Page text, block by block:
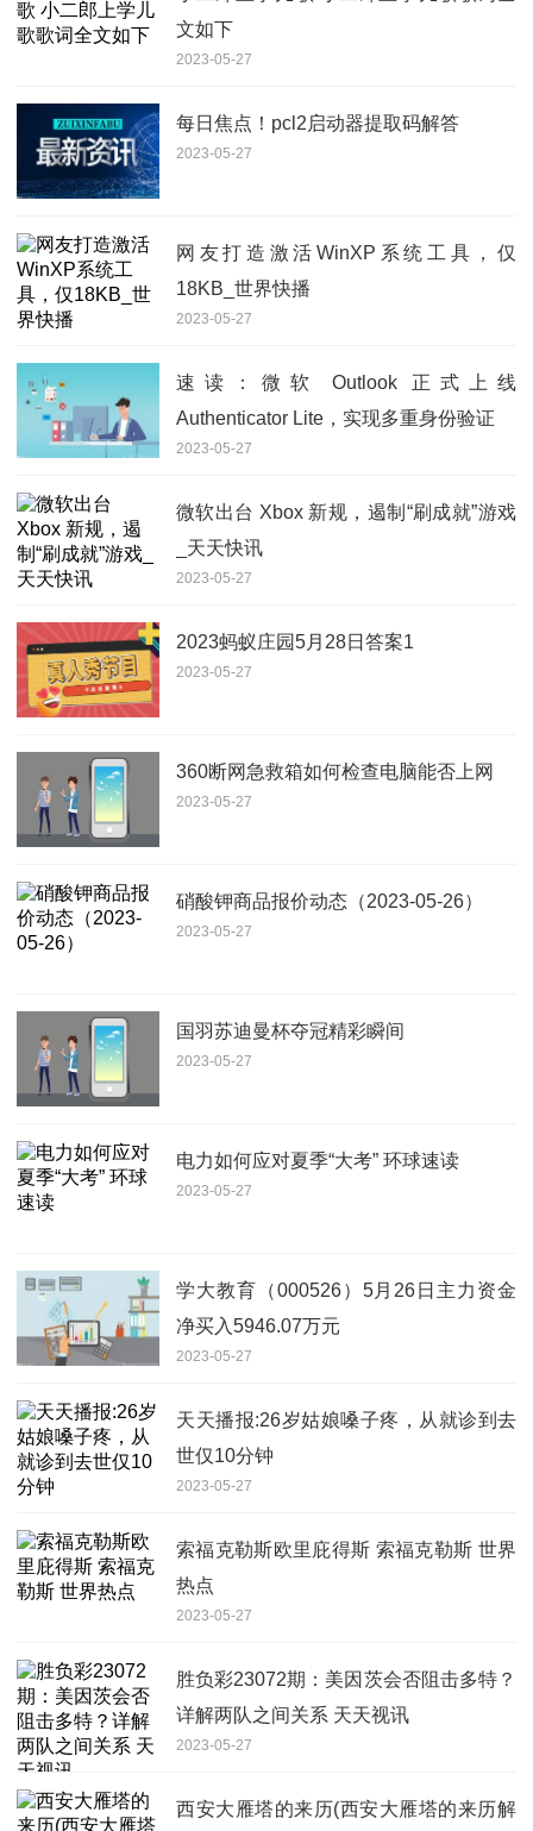
文如下
2023-05-27
每日焦点！pcl2启动器提取码解答
2023-05-27
网友打造激活WinXP系统工具，仅
18KB_世界快播
2023-05-27
速读：微软 Outlook 正式上线
Authenticator Lite，实现多重身份验证
2023-05-27
微软出台 Xbox 新规，遏制“刷成就”游戏
_天天快讯
2023-05-27
2023蚂蚁庄园5月28日答案1
2023-05-27
360断网急救箱如何检查电脑能否上网
2023-05-27
硝酸钾商品报价动态（2023-05-26）
2023-05-27
国羽苏迪曼杯夺冠精彩瞬间
2023-05-27
电力如何应对夏季“大考” 环球速读
2023-05-27
学大教育（000526）5月26日主力资金
净买入5946.07万元
2023-05-27
天天播报:26岁姑娘嗓子疼，从就诊到去
世仅10分钟
2023-05-27
索福克勒斯欧里庇得斯 索福克勒斯 世界
热点
2023-05-27
胜负彩23072期：美因茨会否阻击多特？
详解两队之间关系 天天视讯
2023-05-27
西安大雁塔的来历(西安大雁塔的来历解